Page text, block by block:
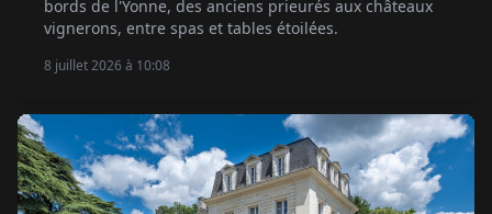
bords de l'Yonne, des anciens prieurés aux châteaux
vignerons, entre spas et tables étoilées.
8 juillet 2026 à 10:08